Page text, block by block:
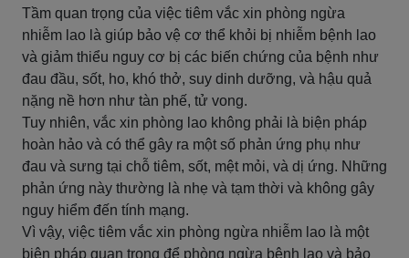
Tầm quan trọng của việc tiêm vắc xin phòng ngừa
nhiễm lao là giúp bảo vệ cơ thể khỏi bị nhiễm bệnh lao
và giảm thiểu nguy cơ bị các biến chứng của bệnh như
đau đầu, sốt, ho, khó thở, suy dinh dưỡng, và hậu quả
nặng nề hơn như tàn phế, tử vong.
Tuy nhiên, vắc xin phòng lao không phải là biện pháp
hoàn hảo và có thể gây ra một số phản ứng phụ như
đau và sưng tại chỗ tiêm, sốt, mệt mỏi, và dị ứng. Những
phản ứng này thường là nhẹ và tạm thời và không gây
nguy hiểm đến tính mạng.
Vì vậy, việc tiêm vắc xin phòng ngừa nhiễm lao là một
biện pháp quan trọng để phòng ngừa bệnh lao và bảo